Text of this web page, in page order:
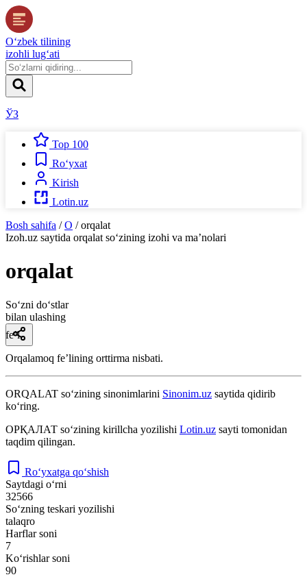
O‘zbek tilining
izohli lug‘ati
ЎЗ
Top 100
Ro‘yxat
Kirish
Lotin.uz
Bosh sahifa / O / orqalat
Izoh.uz saytida orqalat so‘zining izohi va ma’nolari
orqalat
So‘zni do‘stlar
bilan ulashing
fe’l
Orqalamoq feʼlining orttirma nisbati.
ORQALAT so‘zining sinonimlarini Sinonim.uz saytida qidirib
ko‘ring.
ОРҚАЛАТ so‘zining kirillcha yozilishi Lotin.uz sayti tomonidan
taqdim qilingan.
Ro‘yxatga qo‘shish
Saytdagi o‘rni
32566
So‘zning teskari yozilishi
talaqro
Harflar soni
7
Ko‘rishlar soni
90